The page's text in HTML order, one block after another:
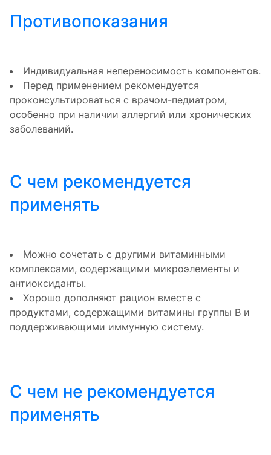
Противопоказания
Индивидуальная непереносимость компонентов.
Перед применением рекомендуется
проконсультироваться с врачом-педиатром,
особенно при наличии аллергий или хронических
заболеваний.
С чем рекомендуется
применять
Можно сочетать с другими витаминными
комплексами, содержащими микроэлементы и
антиоксиданты.
Хорошо дополняют рацион вместе с
продуктами, содержащими витамины группы В и
поддерживающими иммунную систему.
С чем не рекомендуется
применять